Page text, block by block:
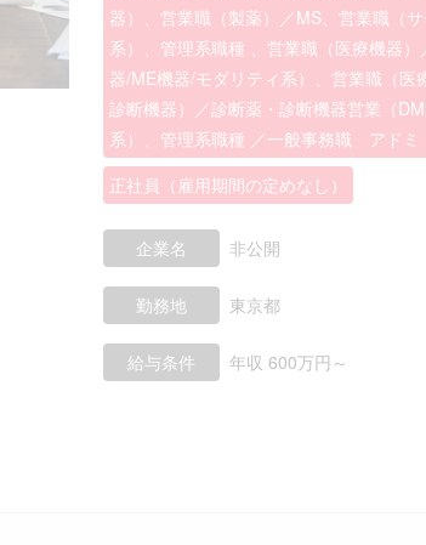
器）、営業職（製薬）／MS、営業職（
系）、管理系職種 、営業職（医療機器
器/ME機器/モダリティ系）、営業職（医
診断機器）／診断薬・診断機器営業（
系）、管理系職種 ／一般事務職 アドミ
正社員（雇用期間の定めなし）
企業名 非公開
勤務地 東京都
給与条件 年収 600万円～